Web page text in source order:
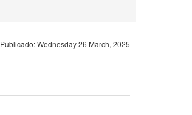
Publicado: Wednesday 26 March, 2025